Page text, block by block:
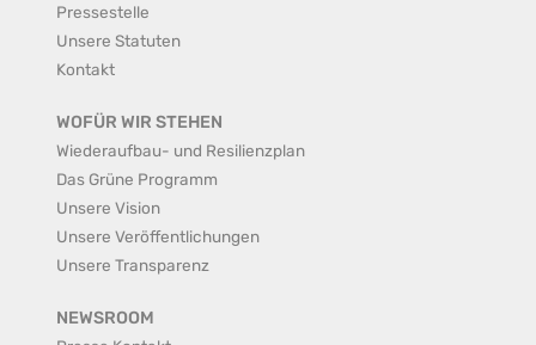
Pressestelle
Unsere Statuten
Kontakt
WOFÜR WIR STEHEN
Wiederaufbau- und Resilienzplan
Das Grüne Programm
Unsere Vision
Unsere Veröffentlichungen
Unsere Transparenz
NEWSROOM